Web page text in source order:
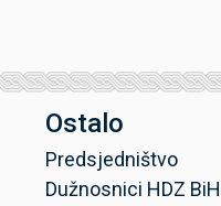
Ostalo
Predsjedništvo
Dužnosnici HDZ BiH